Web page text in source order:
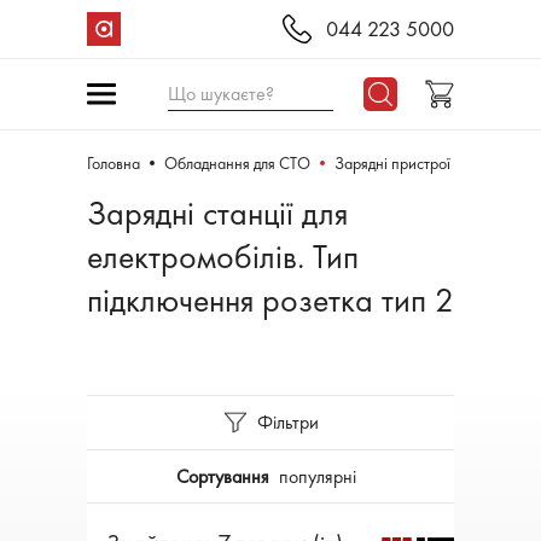
044 223 5000
Що шукаєте?
Головна Обладнання для СТО Зарядні пристрої
Зарядні станції для
електромобілів. Тип
підключення розетка тип 2
Фільтри
Сортування популярні